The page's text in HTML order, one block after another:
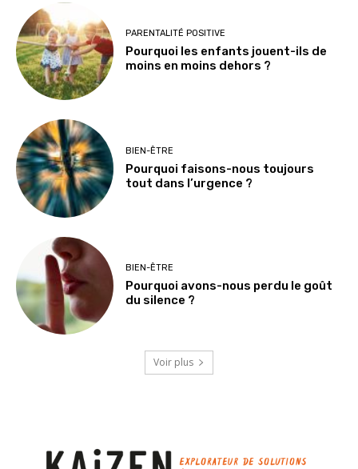
PARENTALITÉ POSITIVE
Pourquoi les enfants jouent-ils de
moins en moins dehors ?
BIEN-ÊTRE
Pourquoi faisons-nous toujours
tout dans l’urgence ?
BIEN-ÊTRE
Pourquoi avons-nous perdu le goût
du silence ?
Voir plus